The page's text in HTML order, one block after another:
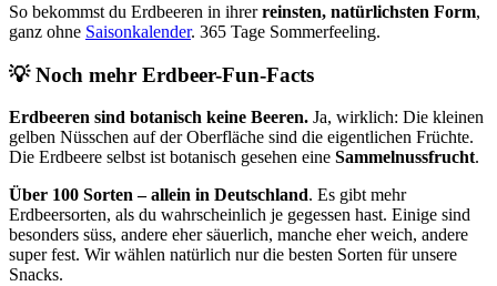
So bekommst du Erdbeeren in ihrerreinsten, natürlichsten Form,
ganz ohne Saisonkalender. 365 Tage Sommerfeeling.
💡 Noch mehr Erdbeer-Fun-Facts
Erdbeeren sind botanisch keine Beeren. Ja, wirklich: Die kleinen
gelben Nüsschen auf der Oberfläche sind die eigentlichen Früchte.
Die Erdbeere selbst ist botanisch gesehen eine Sammelnussfrucht.
Über 100 Sorten – allein in Deutschland. Es gibt mehr
Erdbeersorten, als du wahrscheinlich je gegessen hast. Einige sind
besonders süss, andere eher säuerlich, manche eher weich, andere
super fest. Wir wählen natürlich nur die besten Sorten für unsere
Snacks.